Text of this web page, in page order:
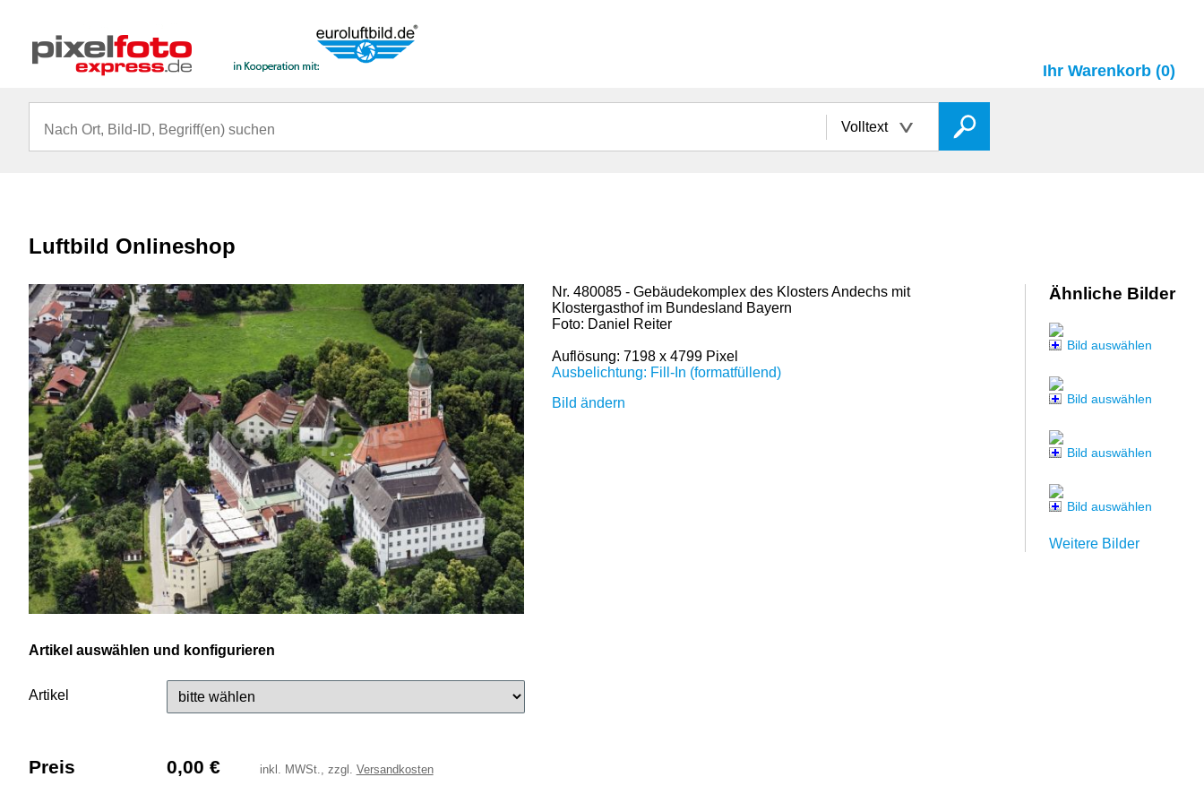
Ihr Warenkorb (0)
Volltext
Luftbild Onlineshop
Nr. 480085 - Gebäudekomplex des Klosters Andechs mit
Klostergasthof im Bundesland Bayern
Foto: Daniel Reiter
Auflösung: 7198 x 4799 Pixel
Ausbelichtung: Fill-In (formatfüllend)
Bild ändern
Artikel auswählen und konfigurieren
Artikel
Preis 0,00 € inkl. MWSt., zzgl. Versandkosten
Ähnliche Bilder
Bild auswählen
Bild auswählen
Bild auswählen
Bild auswählen
Weitere Bilder